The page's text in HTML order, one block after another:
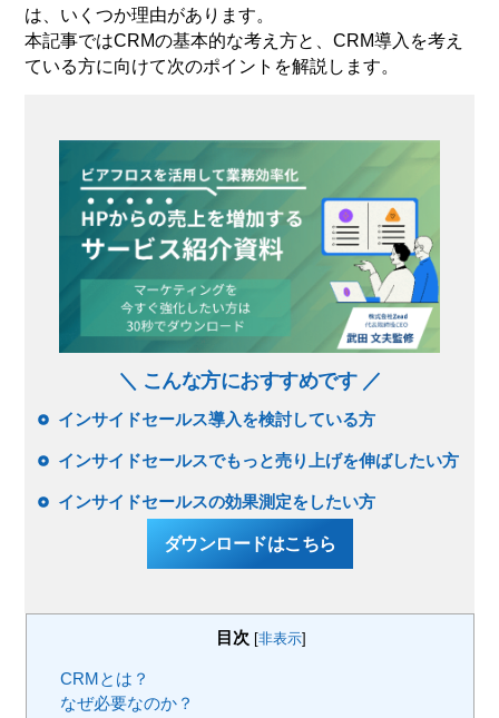
は、いくつか理由があります。
本記事ではCRMの基本的な考え方と、CRM導入を考え
ている方に向けて次のポイントを解説します。
＼ こんな方におすすめです ／
インサイドセールス導入を検討している方
インサイドセールスでもっと売り上げを伸ばしたい方
インサイドセールスの効果測定をしたい方
ダウンロードはこちら
目次 [非表示]
CRMとは？
なぜ必要なのか？